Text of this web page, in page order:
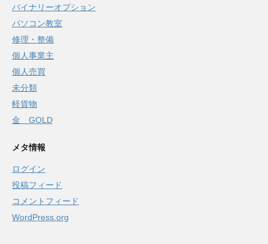
バイナリーオプション
パソコン教室
修理・整備
個人事業主
個人売買
未分類
軽貨物
金 GOLD
メタ情報
ログイン
投稿フィード
コメントフィード
WordPress.org